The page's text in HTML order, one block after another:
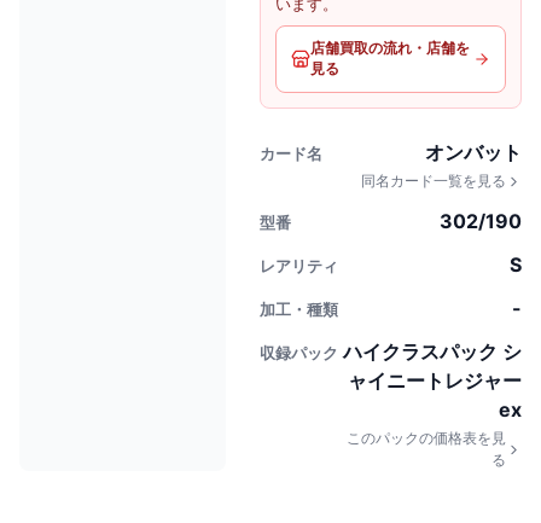
店舗買取の流れ・店舗を
見る
カード名 オンバット
同名カード一覧を見る
型番 302/190
レアリティ S
加工・種類 -
収録パック ハイクラスパック シ
ャイニートレジャー
ex
このパックの価格表を見
る